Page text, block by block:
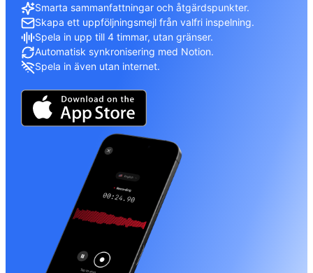
Smarta sammanfattningar och åtgärdspunkter.
Skapa ett uppföljningsmejl från valfri inspelning.
Spela in upp till 4 timmar, utan gränser.
Automatisk synkronisering med Notion.
Spela in även utan internet.